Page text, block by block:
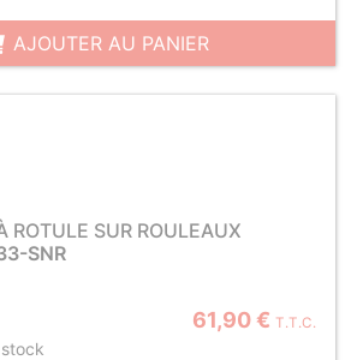
AJOUTER AU PANIER
ROTULE SUR ROULEAUX
SNR
61,90 € T.T.C.